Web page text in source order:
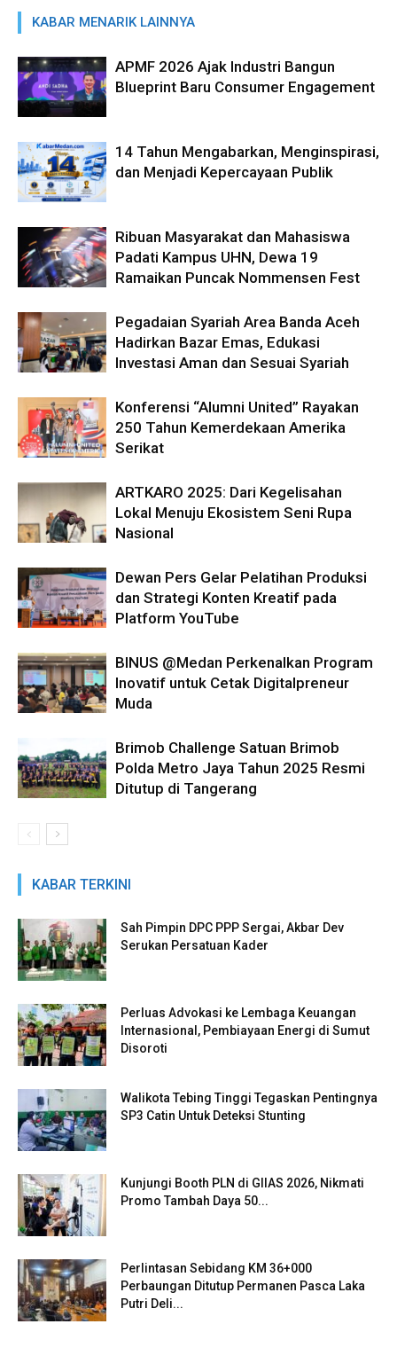
KABAR MENARIK LAINNYA
APMF 2026 Ajak Industri Bangun
Blueprint Baru Consumer Engagement
14 Tahun Mengabarkan, Menginspirasi,
dan Menjadi Kepercayaan Publik
Ribuan Masyarakat dan Mahasiswa
Padati Kampus UHN, Dewa 19
Ramaikan Puncak Nommensen Fest
Pegadaian Syariah Area Banda Aceh
Hadirkan Bazar Emas, Edukasi
Investasi Aman dan Sesuai Syariah
Konferensi “Alumni United” Rayakan
250 Tahun Kemerdekaan Amerika
Serikat
ARTKARO 2025: Dari Kegelisahan
Lokal Menuju Ekosistem Seni Rupa
Nasional
Dewan Pers Gelar Pelatihan Produksi
dan Strategi Konten Kreatif pada
Platform YouTube
BINUS @Medan Perkenalkan Program
Inovatif untuk Cetak Digitalpreneur
Muda
Brimob Challenge Satuan Brimob
Polda Metro Jaya Tahun 2025 Resmi
Ditutup di Tangerang
KABAR TERKINI
Sah Pimpin DPC PPP Sergai, Akbar Dev
Serukan Persatuan Kader
Perluas Advokasi ke Lembaga Keuangan
Internasional, Pembiayaan Energi di Sumut
Disoroti
Walikota Tebing Tinggi Tegaskan Pentingnya
SP3 Catin Untuk Deteksi Stunting
Kunjungi Booth PLN di GIIAS 2026, Nikmati
Promo Tambah Daya 50...
Perlintasan Sebidang KM 36+000
Perbaungan Ditutup Permanen Pasca Laka
Putri Deli...